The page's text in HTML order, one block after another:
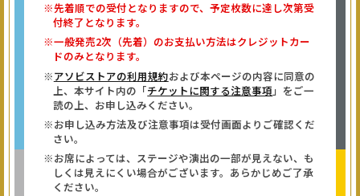
※先着順での受付となりますので、予定枚数に達し次第受
付終了となります。
※一般発売2次（先着）のお支払い方法はクレジットカー
ドのみとなります。
※アソビストアの利用規約および本ページの内容に同意の
上、本サイト内の「チケットに関する注意事項 」をご一
読の上、お申し込みください。
※お申し込み方法及び注意事項は受付画面よりご確認くだ
さい。
※お席によっては、ステージや演出の一部が見えない、も
しくは見えにくい場合がございます。あらかじめご了承
ください。